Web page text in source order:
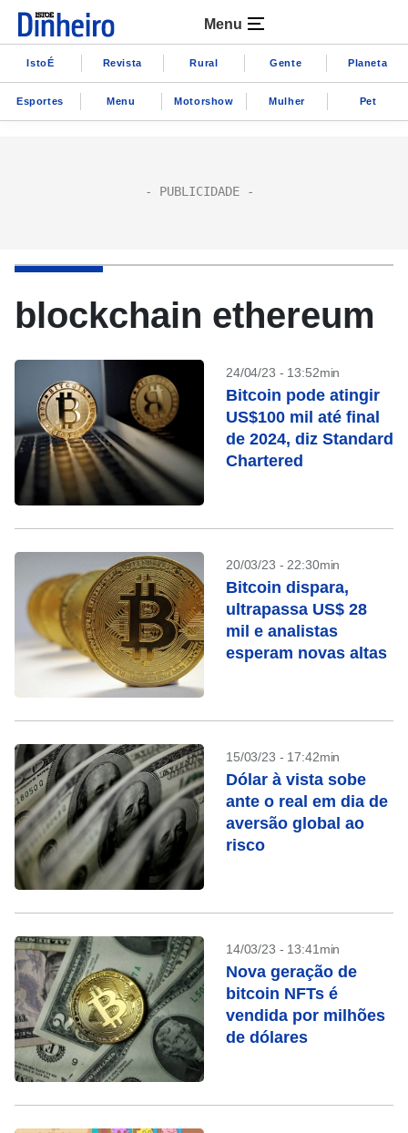
Menu
IstoÉ Revista Rural Gente Planeta
Esportes Menu Motorshow Mulher Pet
blockchain ethereum
24/04/23 - 13:52min
Bitcoin pode atingir
US$100 mil até final
de 2024, diz Standard
Chartered
20/03/23 - 22:30min
Bitcoin dispara,
ultrapassa US$ 28
mil e analistas
esperam novas altas
15/03/23 - 17:42min
Dólar à vista sobe
ante o real em dia de
aversão global ao
risco
14/03/23 - 13:41min
Nova geração de
bitcoin NFTs é
vendida por milhões
de dólares